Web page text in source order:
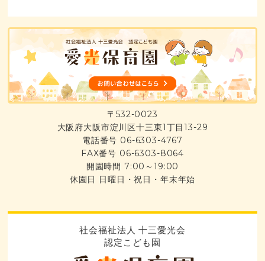
〒532-0023
大阪府大阪市淀川区十三東1丁目13-29
電話番号 06-6303-4767
FAX番号 06-6303-8064
開園時間 7:00～19:00
休園日 日曜日・祝日・年末年始
社会福祉法人 十三愛光会
認定こども園